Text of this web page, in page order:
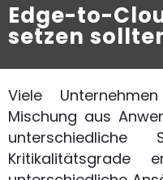
Edge-to-
setzen
Viele
Mischung aus
unterschiedliche
Kritikalitätsgrade